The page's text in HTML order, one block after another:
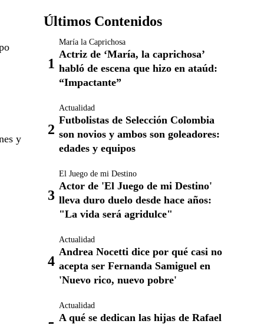
y
Últimos Contenidos
María la Caprichosa
Actriz de ‘María, la caprichosa’
habló de escena que hizo en ataúd:
“Impactante”
Actualidad
Futbolistas de Selección Colombia
son novios y ambos son goleadores:
edades y equipos
El Juego de mi Destino
Actor de 'El Juego de mi Destino'
lleva duro duelo desde hace años:
"La vida será agridulce"
Actualidad
Andrea Nocetti dice por qué casi no
acepta ser Fernanda Samiguel en
'Nuevo rico, nuevo pobre'
Actualidad
A qué se dedican las hijas de Rafael